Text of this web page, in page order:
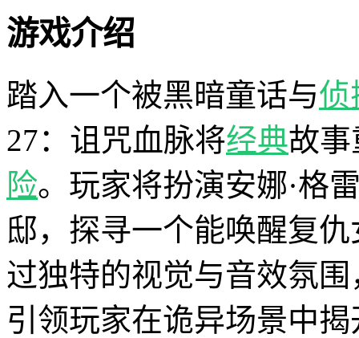
游戏介绍
踏入一个被黑暗童话与侦
27：诅咒血脉将经典故
险。玩家将扮演安娜·格
邸，探寻一个能唤醒复
过独特的视觉与音效氛
引领玩家在诡异场景中